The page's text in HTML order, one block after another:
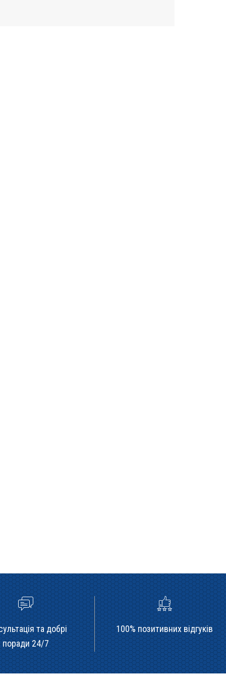
та добрі
поради 24/7
100% позитивних відгуків